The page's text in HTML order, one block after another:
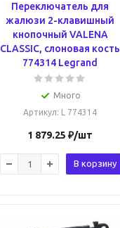
Переключатель для
жалюзи 2-клавишный
кнопочный VALENA
CLASSIC, слоновая кость
774314 Legrand
Много
Артикул: L 774314
1 879.25 ₽/шт
В корзину